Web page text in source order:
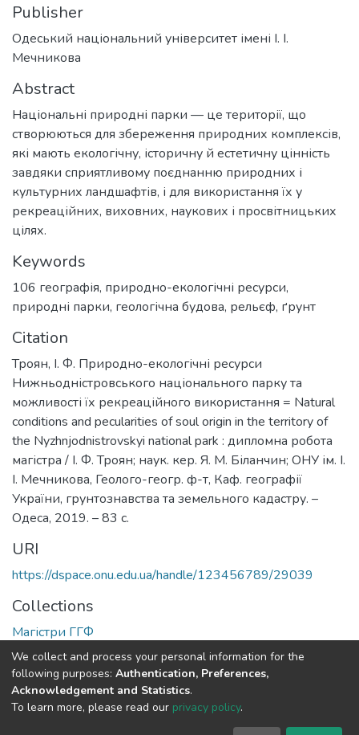
Publisher
Одеський національний університет імені І. І.
Мечникова
Abstract
Національні природні парки — це території, що
створюються для збереження природних комплексів,
які мають екологічну, історичну й естетичну цінність
завдяки сприятливому поєднанню природних і
культурних ландшафтів, і для використання їх у
рекреаційних, виховних, наукових і просвітницьких
цілях.
Keywords
106 географія, природно-екологічні ресурси,
природні парки, геологічна будова, рельєф, ґрунт
Citation
Троян, І. Ф. Природно-екологічні ресурси
Нижньодністровського національного парку та
можливості їх рекреаційного використання = Natural
conditions and pecularities of soul origin in the territory of
the Nyzhnjodnistrovskyi national park : дипломна робота
магістра / І. Ф. Троян; наук. кер. Я. М. Біланчин; ОНУ ім. І.
І. Мечникова, Геолого-геогр. ф-т, Каф. географії
України, грунтознавства та земельного кадастру. –
Одеса, 2019. – 83 с.
URI
https://dspace.onu.edu.ua/handle/123456789/29039
Collections
Магістри ГГФ
Full item page
DSpace software copyright © 2009-2026
We collect and process your personal information for the
following purposes: Authentication, Preferences,
Acknowledgement and Statistics.
To learn more, please read our privacy policy.